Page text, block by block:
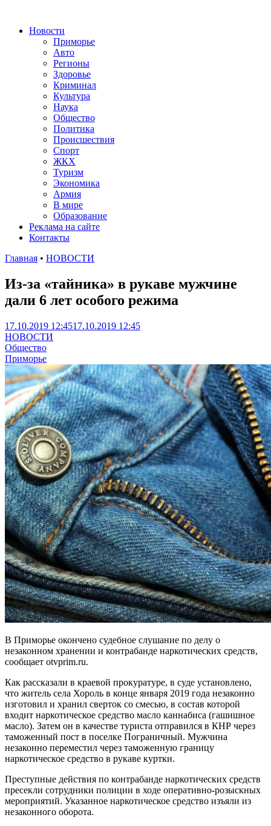
Новости
Приморье
Авто
Регионы
Здоровье
Криминал
Культура
Наука
Общество
Политика
Происшествия
Спорт
ЖКХ
Туризм
Экономика
Армия
В мире
Образование
Реклама на сайте
Контакты
Главная • НОВОСТИ
Из-за «тайника» в рукаве мужчине
дали 6 лет особого режима
17.10.2019 12:4517.10.2019 12:45
НОВОСТИ
Общество
Приморье
В Приморье окончено судебное слушание по делу о
незаконном хранении и контрабанде наркотических средств,
сообщает otvprim.ru.
Как рассказали в краевой прокуратуре, в суде установлено,
что житель села Хороль в конце января 2019 года незаконно
изготовил и хранил сверток со смесью, в состав которой
входит наркотическое средство масло каннабиса (гашишное
масло). Затем он в качестве туриста отправился в КНР через
таможенный пост в поселке Пограничный. Мужчина
незаконно переместил через таможенную границу
наркотическое средство в рукаве куртки.
Преступные действия по контрабанде наркотических средств
пресекли сотрудники полиции в ходе оперативно-розыскных
мероприятий. Указанное наркотическое средство изъяли из
незаконного оборота.